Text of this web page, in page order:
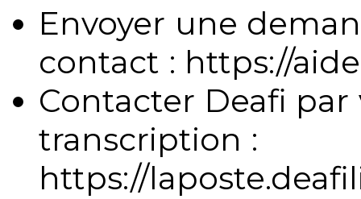
Envoyer une
contact : https://
Contacter Deafi
transcription :
https://